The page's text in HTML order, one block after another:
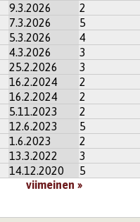
9.3.2026 2
7.3.2026 5
5.3.2026 4
4.3.2026 3
25.2.2026 3
16.2.2024 2
16.2.2024 2
5.11.2023 2
12.6.2023 5
1.6.2023 2
13.3.2022 3
14.12.2020 5
viimeinen »